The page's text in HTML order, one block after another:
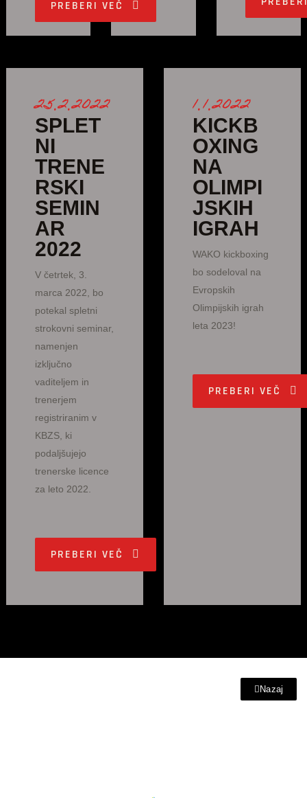
PREBERI VEČ
25.2.2022
SPLET
NI
TRENE
RSKI
SEMIN
AR
2022
V četrtek, 3.
marca 2022, bo
potekal spletni
strokovni seminar,
namenjen
izključno
vaditeljem in
trenerjem
registriranim v
KBZS, ki
podaljšujejo
trenerske licence
za leto 2022.
PREBERI VEČ
1.1.2022
KICKB
OXING
NA
OLIMPI
JSKIH
IGRAH
WAKO kickboxing
bo sodeloval na
Evropskih
Olimpijskih igrah
leta 2023!
PREBERI VEČ
Nazaj